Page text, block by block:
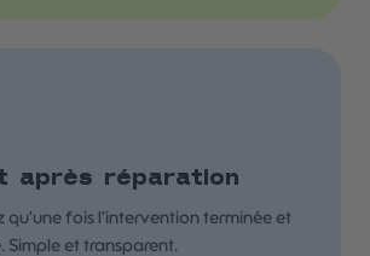
après réparation
qu'une fois l'intervention terminée et
Simple et transparent.